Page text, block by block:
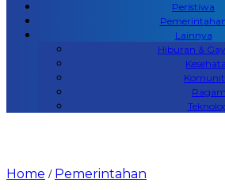
Peristiwa
Lainnya
Hiburan &
Ragam
Home / Pemerintahan